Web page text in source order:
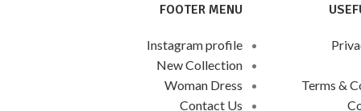
Terms &
FOOTER MENU
Instagram profile
New Collection
Woman Dress
Contact Us